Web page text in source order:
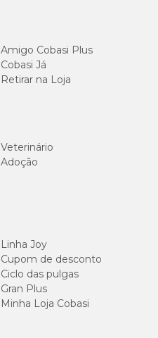
Amigo Cobasi Plus
Cobasi Já
Retirar na Loja
Veterinário
Adoção
Linha Joy
Cupom de desconto
Ciclo das pulgas
Gran Plus
Minha Loja Cobasi